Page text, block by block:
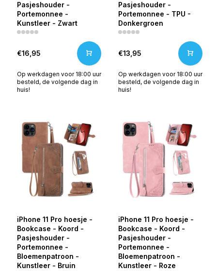
Pasjeshouder -
Portemonnee -
Kunstleer - Zwart
€16,95
Op werkdagen voor 18:00 uur
besteld, de volgende dag in
huis!
Pasjeshouder -
Portemonnee - TPU -
Donkergroen
€13,95
Op werkdagen voor 18:00 uur
besteld, de volgende dag in
huis!
iPhone 11 Pro hoesje -
Bookcase - Koord -
Pasjeshouder -
Portemonnee -
Bloemenpatroon -
Kunstleer - Bruin
iPhone 11 Pro hoesje -
Bookcase - Koord -
Pasjeshouder -
Portemonnee -
Bloemenpatroon -
Kunstleer - Roze